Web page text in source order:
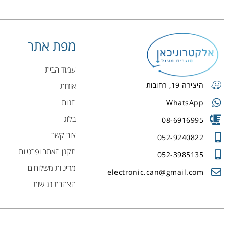
היצירה 19, רחובות
WhatsApp
08-6916995
052-9240822
052-3985135
electronic.can@gmail.com
מפת אתר
עמוד הבית
אודות
חנות
בלוג
צור קשר
תקנן האתר ופרטיות
מדיניות משלוחים
הצהרת נגישות